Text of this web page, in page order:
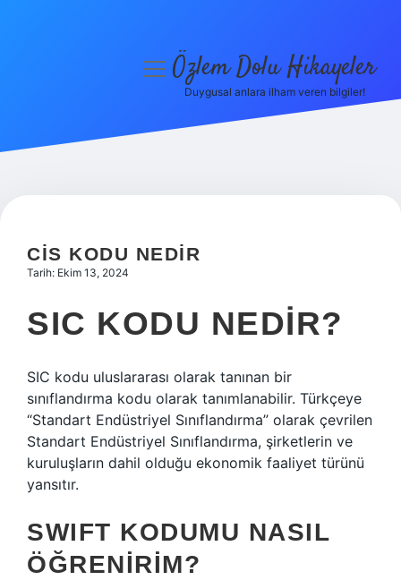
Hakkımızda
menüyüÖzlem Dolu Hikayeler
Duygusal anlara ilham veren bilgiler!
CIS KODU NEDIR
Tarih: Ekim 13, 2024
SIC KODU NEDIR?
SIC kodu uluslararası olarak tanınan bir
sınıflandırma kodu olarak tanımlanabilir. Türkçeye
“Standart Endüstriyel Sınıflandırma” olarak çevrilen
Standart Endüstriyel Sınıflandırma, şirketlerin ve
kuruluşların dahil olduğu ekonomik faaliyet türünü
yansıtır.
SWIFT KODUMU NASIL
ÖĞRENIRIM?